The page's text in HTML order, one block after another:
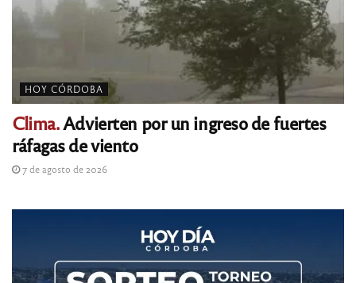
HOY CÓRDOBA
Clima.Advierten por un ingreso de fuertes
ráfagas de viento
7 de agosto de 2026